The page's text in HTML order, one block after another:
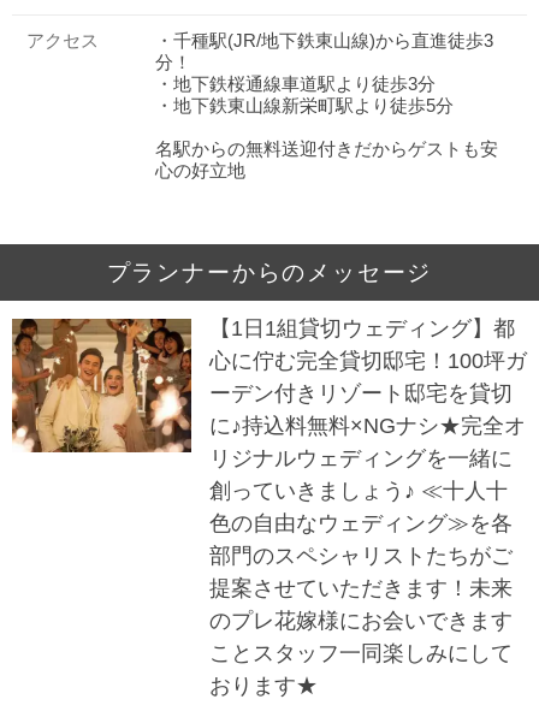
アクセス
・千種駅(JR/地下鉄東山線)から直進徒歩3
分！
・地下鉄桜通線車道駅より徒歩3分
・地下鉄東山線新栄町駅より徒歩5分
名駅からの無料送迎付きだからゲストも安
心の好立地
プランナーからのメッセージ
【1日1組貸切ウェディング】都
心に佇む完全貸切邸宅！100坪ガ
ーデン付きリゾート邸宅を貸切
に♪持込料無料×NGナシ★完全オ
リジナルウェディングを一緒に
創っていきましょう♪ ≪十人十
色の自由なウェディング≫を各
部門のスペシャリストたちがご
提案させていただきます！未来
のプレ花嫁様にお会いできます
ことスタッフ一同楽しみにして
おります★